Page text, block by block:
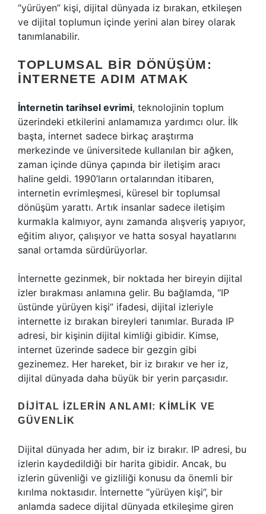
“yürüyen” kişi, dijital dünyada iz bırakan, etkileşen
ve dijital toplumun içinde yerini alan birey olarak
tanımlanabilir.
TOPLUMSAL BIR DÖNÜŞÜM:
İNTERNETE ADIM ATMAK
İnternetin tarihsel evrimi, teknolojinin toplum
üzerindeki etkilerini anlamamıza yardımcı olur. İlk
başta, internet sadece birkaç araştırma
merkezinde ve üniversitede kullanılan bir ağken,
zaman içinde dünya çapında bir iletişim aracı
haline geldi. 1990’ların ortalarından itibaren,
internetin evrimleşmesi, küresel bir toplumsal
dönüşüm yarattı. Artık insanlar sadece iletişim
kurmakla kalmıyor, aynı zamanda alışveriş yapıyor,
eğitim alıyor, çalışıyor ve hatta sosyal hayatlarını
sanal ortamda sürdürüyorlar.
İnternette gezinmek, bir noktada her bireyin dijital
izler bırakması anlamına gelir. Bu bağlamda, “IP
üstünde yürüyen kişi” ifadesi, dijital izleriyle
internette iz bırakan bireyleri tanımlar. Burada IP
adresi, bir kişinin dijital kimliği gibidir. Kimse,
internet üzerinde sadece bir gezgin gibi
gezinemez. Her hareket, bir iz bırakır ve her iz,
dijital dünyada daha büyük bir yerin parçasıdır.
DIJITAL İZLERIN ANLAMI: KIMLIK VE
GÜVENLIK
Dijital dünyada her adım, bir iz bırakır. IP adresi, bu
izlerin kaydedildiği bir harita gibidir. Ancak, bu
izlerin güvenliği ve gizliliği konusu da önemli bir
kırılma noktasıdır. İnternette “yürüyen kişi”, bir
anlamda sadece dijital dünyada etkileşime giren